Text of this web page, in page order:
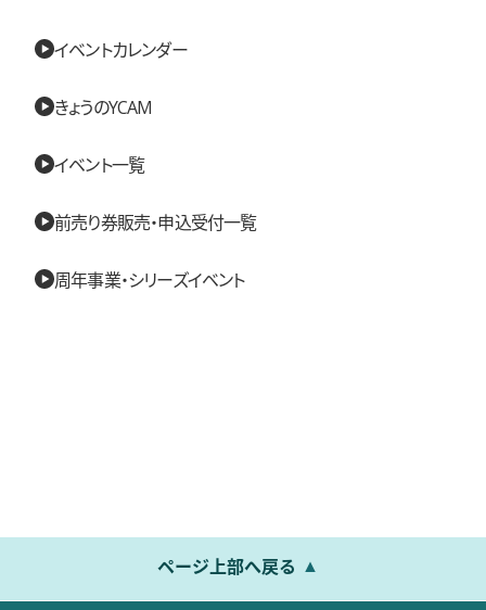
イベントカレンダー
きょうのYCAM
イベント一覧
前売り券販売・申込受付一覧
周年事業・シリーズイベント
ページ上部へ戻る